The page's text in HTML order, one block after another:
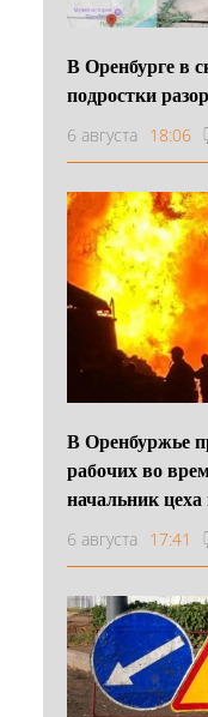
В Оренбурге в
подростки
6 августа 18:06
В Оренбуржье
рабочих во
начальник
6 августа 17:41